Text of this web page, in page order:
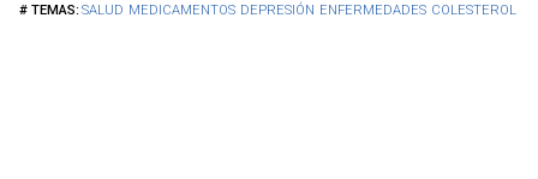
SALUD MEDICAMENTOS DEPRESIÓN ENFERMEDADES COLESTEROL